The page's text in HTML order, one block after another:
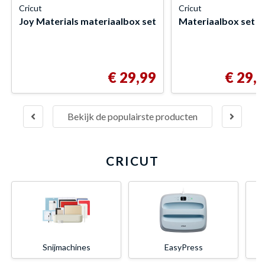
Bekijk de populairste producten
Cricut
Joy Materials materiaalbox set
€ 29,99
Cricut
Materiaalbox set
€
CRICUT
Snijmachines EasyPress